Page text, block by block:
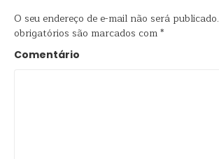
O seu endereço de e-mail não será publicado.
obrigatórios são marcados com*
Comentário